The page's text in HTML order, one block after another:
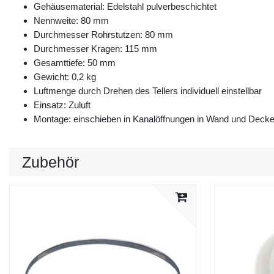
Gehäusematerial: Edelstahl pulverbeschichtet
Nennweite: 80 mm
Durchmesser Rohrstutzen: 80 mm
Durchmesser Kragen: 115 mm
Gesamttiefe: 50 mm
Gewicht: 0,2 kg
Luftmenge durch Drehen des Tellers individuell einstellbar
Einsatz: Zuluft
Montage: einschieben in Kanalöffnungen in Wand und Decke
Zubehör